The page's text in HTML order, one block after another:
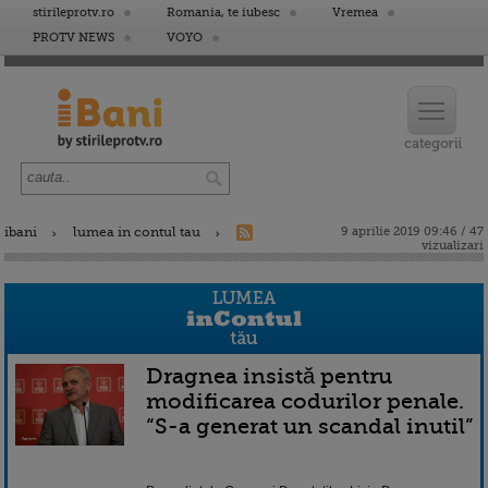
stirileprotv.ro Romania, te iubesc
Vremea
PROTV NEWS
VOYO
ibani lumea in contul tau
9 aprilie 2019 09:46 / 47
vizualizari
Dragnea insistă pentru
modificarea codurilor penale.
“S-a generat un scandal inutil”